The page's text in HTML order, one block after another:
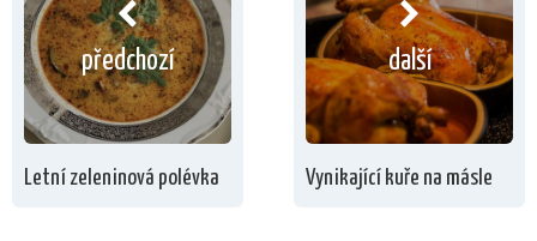
předchozí
Letní zeleninová polévka
další
Vynikající kuře na másle